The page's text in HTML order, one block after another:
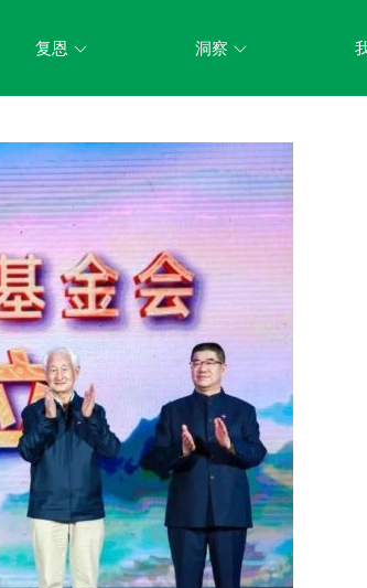
复恩
组织架构
机构制度
信息公开
业务活动
荣誉资质
洞察
立法参与
研究课题
成果展示